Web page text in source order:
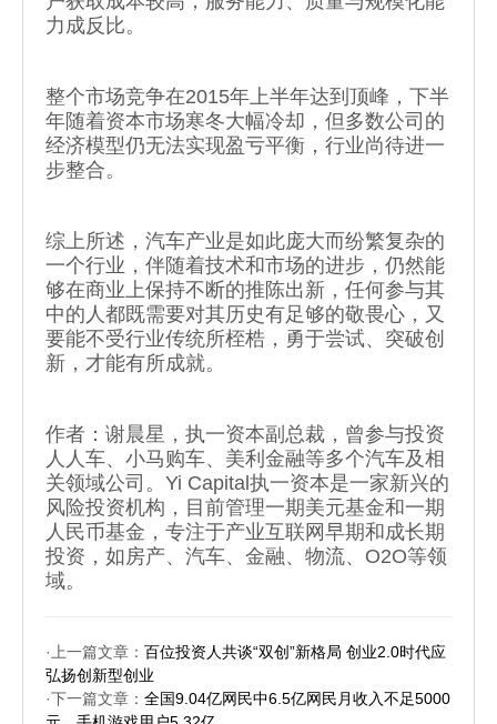
力成反比。
整个市场竞争在2015年上半年达到顶峰，下半
年随着资本市场寒冬大幅冷却，但多数公司的
经济模型仍无法实现盈亏平衡，行业尚待进一
步整合。
综上所述，汽车产业是如此庞大而纷繁复杂的
一个行业，伴随着技术和市场的进步，仍然能
够在商业上保持不断的推陈出新，任何参与其
中的人都既需要对其历史有足够的敬畏心，又
要能不受行业传统所桎梏，勇于尝试、突破创
新，才能有所成就。
作者：谢晨星，执一资本副总裁，曾参与投资
人人车、小马购车、美利金融等多个汽车及相
关领域公司。Yi Capital执一资本是一家新兴的
风险投资机构，目前管理一期美元基金和一期
人民币基金，专注于产业互联网早期和成长期
投资，如房产、汽车、金融、物流、O2O等领
域。
·上一篇文章： 百位投资人共谈“双创”新格局 创业2.0时代应
弘扬创新型创业
·下一篇文章： 全国9.04亿网民中6.5亿网民月收入不足5000